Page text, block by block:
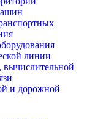
линии
вычислительной
и дорожной